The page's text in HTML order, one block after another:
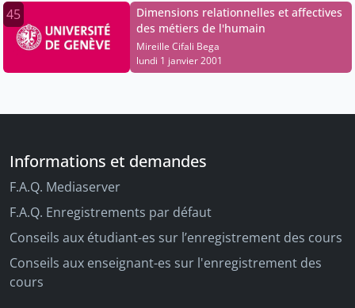
45
Dimensions relationnelles et affectives
des métiers de l'humain
Mireille Cifali Bega
lundi 1 janvier 2001
Informations et demandes
F.A.Q. Mediaserver
F.A.Q. Enregistrements par défaut
Conseils aux étudiant-es sur l’enregistrement des cours
Conseils aux enseignant-es sur l'enregistrement des
cours